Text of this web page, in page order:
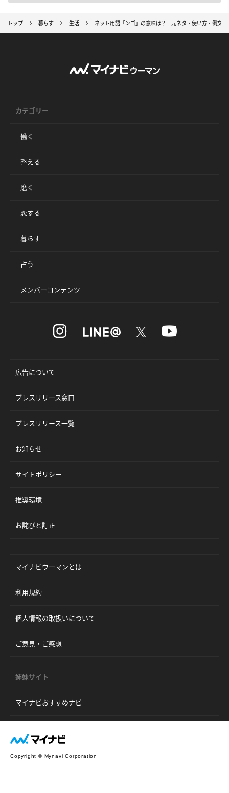
トップ 暮らす 生活 ネット用語「ンゴ」の意味は？ 元ネタ・使い方・例文も
カテゴリー
働く
整える
磨く
恋する
暮らす
占う
メンバーコンテンツ
広告について
プレスリリース窓口
プレスリリース一覧
お知らせ
サイトポリシー
推奨環境
お詫びと訂正
マイナビウーマンとは
利用規約
個人情報の取扱いについて
ご意見・ご感想
姉妹サイト
マイナビおすすめナビ
Copyright © Mynavi Corporation